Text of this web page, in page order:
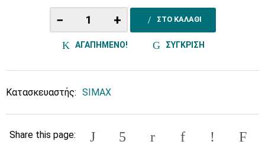
− + ΣΤΟ ΚΑΛΑΘΙ
ΑΓΑΠΗΜΕΝΟ! ΣΥΓΚΡΙΣΗ
Κατασκευαστής: SIMAX
Share this page: